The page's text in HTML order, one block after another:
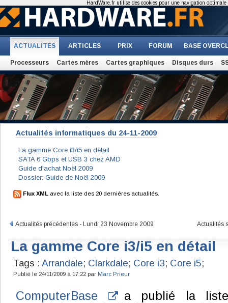
ACTUALITES ARTICLES PRIX FORUM BASE
Processeurs Cartes mères Cartes graphiques Disques durs
Actualités informatiques du 24-11-2009
La gamme Core i3/i5 en détail
SATA 6 Gbps et USB 3 chez AMD
Guide d'achat Noël 2009
Dossier: Guide de Noël 2009
Flux XML avec la liste des 20 dernières actualités.
Actualités précédentes - Lundi 23 Novembre 2009 Actualités
La gamme Core i3/i5 en détail
Tags : Arrandale; Clarkdale; Core i3; Core i5;
Publié le 24/11/2009 à 17:22 par Marc Prieur
ComputerBase a publié la liste
HardWare.fr utilise des cookies pour une navigation